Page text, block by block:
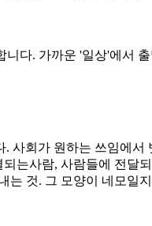
다. 가까운 '일상'에서
회가 원하는 쓰임에
는사람, 사람들에 전달
것. 그 모양이 네모일